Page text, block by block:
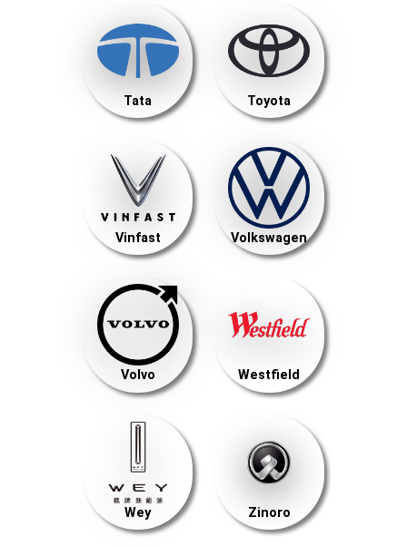
Tata Toyota
Vinfast Volkswagen
Volvo Westfield
Wey Zinoro